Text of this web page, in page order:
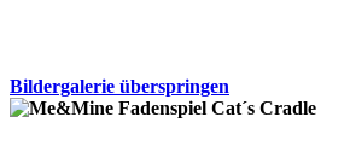
Bildergalerie überspringen